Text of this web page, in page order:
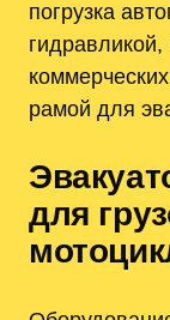
погрузка
рамой для
для